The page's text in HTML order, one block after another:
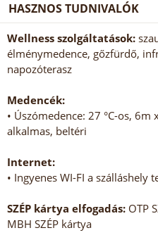
HASZNOS TUDNIVALÓK
Wellness szolgáltatások:
élménymedence, gőzfürdő,
napozóterasz
Medencék:
• Úszómedence: 27 °C-os,
alkalmas, beltéri
Internet:
• Ingyenes WI-FI a szálláshely
SZÉP kártya elfogadás: OTP
MBH SZÉP kártya